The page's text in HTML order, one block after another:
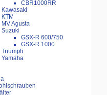
CBR1000RR
Kawasaki
KTM
MV Agusta
Suzuki
GSX-R 600/750
GSX-R 1000
Triumph
Yamaha